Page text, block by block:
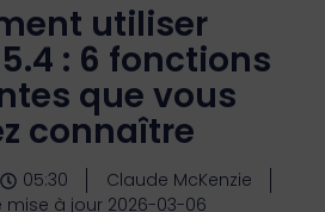
utiliser
: 6 fonctions
que vous
connaître
05:30
Claude McKenzie
mise à jour 2026-03-06